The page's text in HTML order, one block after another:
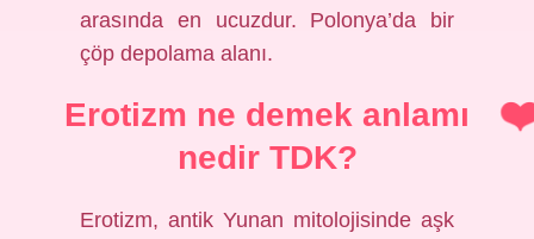
arasında en ucuzdur. Polonya’da bir
çöp depolama alanı.
Erotizm ne demek anlamı
nedir TDK?
Erotizm, antik Yunan mitolojisinde aşk